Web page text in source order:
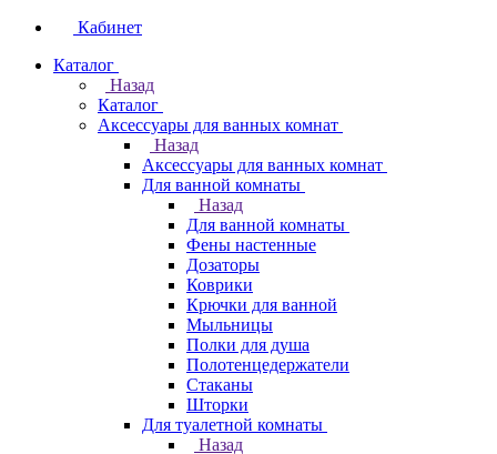
Кабинет
Каталог
Назад
Каталог
Аксессуары для ванных комнат
Назад
Аксессуары для ванных комнат
Для ванной комнаты
Назад
Для ванной комнаты
Фены настенные
Дозаторы
Коврики
Крючки для ванной
Мыльницы
Полки для душа
Полотенцедержатели
Стаканы
Шторки
Для туалетной комнаты
Назад